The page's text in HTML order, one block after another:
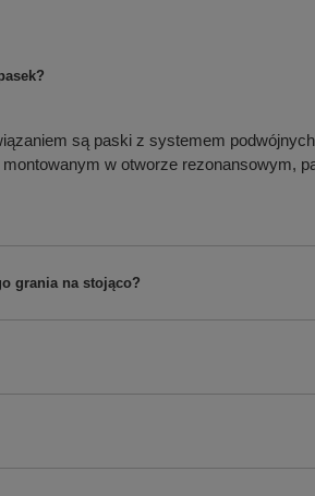
są paski z systemem
w otworze rezonansowym,
grania na stojąco?